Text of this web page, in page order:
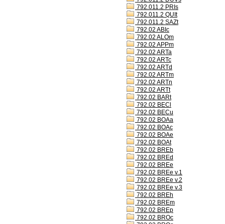
792.011.2 PRIs
792.011.2 QUIt
792.011.2 SAZt
792.02 ABIc
792.02 ALOm
792.02 APPm
792.02 ARTa
792.02 ARTc
792.02 ARTd
792.02 ARTm
792.02 ARTn
792.02 ARTt
792.02 BARt
792.02 BECl
792.02 BECu
792.02 BOAa
792.02 BOAc
792.02 BOAe
792.02 BOAt
792.02 BREb
792.02 BREd
792.02 BREe
792.02 BREe v.1
792.02 BREe v.2
792.02 BREe v.3
792.02 BREh
792.02 BREm
792.02 BREp
792.02 BROc